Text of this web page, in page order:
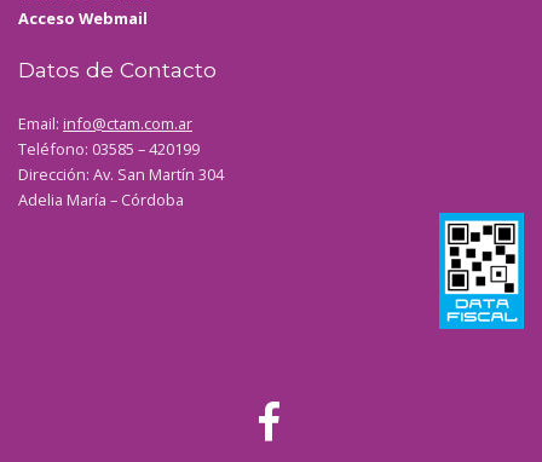
Acceso Webmail
Datos de Contacto
Email: info@ctam.com.ar
Teléfono: 03585 – 420199
Dirección: Av. San Martín 304
Adelia María – Córdoba